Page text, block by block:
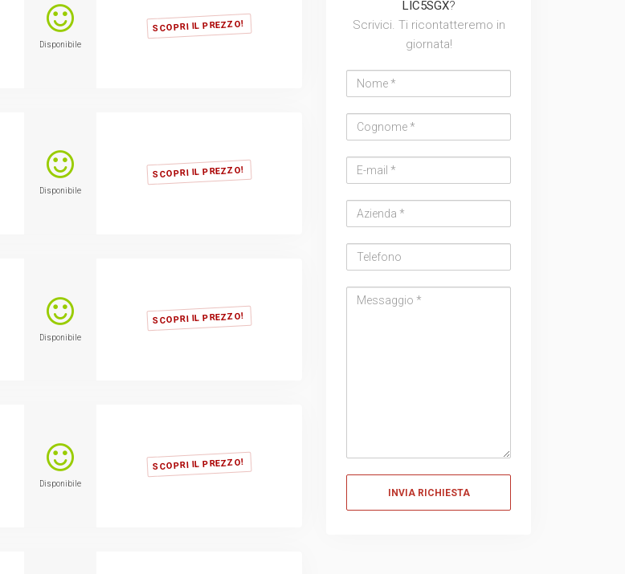
SCOPRI IL PREZZO!
Disponibile
SCOPRI IL PREZZO!
Disponibile
SCOPRI IL PREZZO!
Disponibile
SCOPRI IL PREZZO!
Disponibile
LIC5SGX?
Scrivici. Ti ricontatteremo in
giornata!